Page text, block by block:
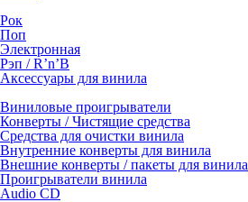
Рок
Поп
Электронная
Рэп / R’n’B
Аксессуары для винила
Виниловые проигрыватели
Конверты / Чистящие средства
Средства для очистки винила
Внутренние конверты для винила
Внешние конверты / пакеты для винила
Проигрыватели винила
Audio CD